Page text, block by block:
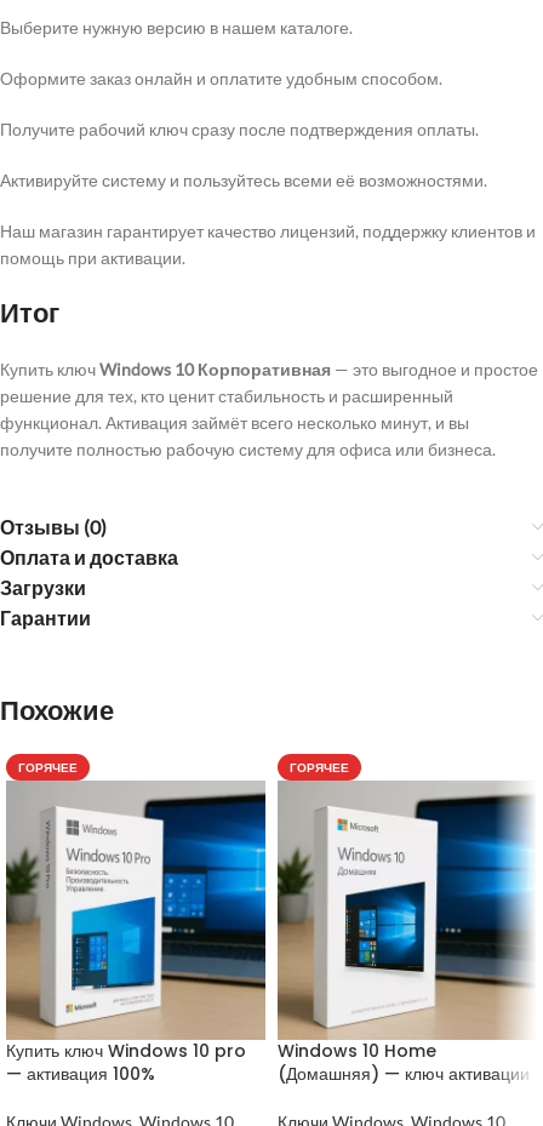
Выберите нужную версию в нашем каталоге.
Оформите заказ онлайн и оплатите удобным способом.
Получите рабочий ключ сразу после подтверждения оплаты.
Активируйте систему и пользуйтесь всеми её возможностями.
Наш магазин гарантирует качество лицензий, поддержку клиентов и
помощь при активации.
Итог
Купить ключWindows 10 Корпоративная — это выгодное и простое
решение для тех, кто ценит стабильность и расширенный
функционал. Активация займёт всего несколько минут, и вы
получите полностью рабочую систему для офиса или бизнеса.
Отзывы (0)
Оплата и доставка
Загрузки
Гарантии
Похожие
ГОРЯЧЕЕ
Купить ключ Windows 10 pro
— активация 100%
ГОРЯЧЕЕ
Windows 10 Home
(Домашняя) — ключ активации